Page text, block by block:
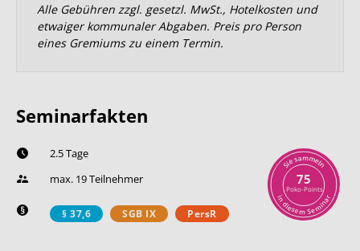
Alle Gebühren zzgl. gesetzl. MwSt., Hotelkosten und
etwaiger kommunaler Abgaben. Preis pro Person
eines Gremiums zu einem Termin.
Seminarfakten
2.5 Tage
max. 19 Teilnehmer
§ 37,6 SGB IX PersR
i
n
d
iesemSemi
n
a
r
S
iesammel
n
75
Poko-Points